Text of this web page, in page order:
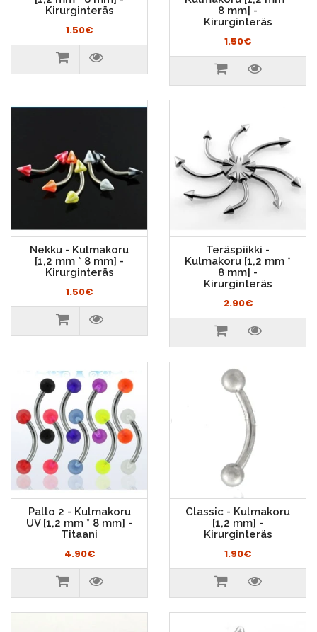
Kirurginteräs
1.50€
8 mm] -
Kirurginteräs
1.50€
Nekku - Kulmakoru
[1,2 mm * 8 mm] -
Kirurginteräs
1.50€
Teräspiikki -
Kulmakoru [1,2 mm *
8 mm] -
Kirurginteräs
2.90€
Pallo 2 - Kulmakoru
UV [1,2 mm * 8 mm] -
Titaani
4.90€
Classic - Kulmakoru
[1,2 mm] -
Kirurginteräs
1.90€